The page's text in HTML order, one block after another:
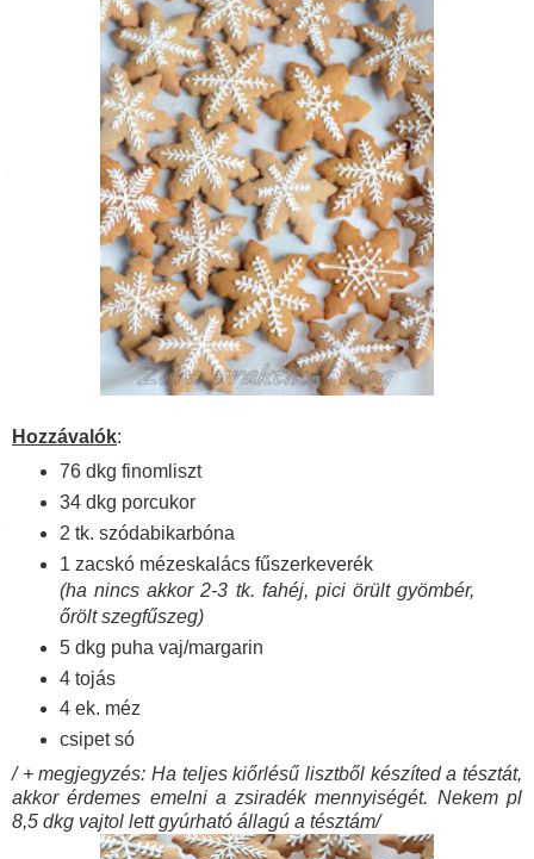
Hozzávalók:
76 dkg finomliszt
34 dkg porcukor
2 tk. szódabikarbóna
1 zacskó mézeskalács fűszerkeverék
(ha nincs akkor 2-3 tk. fahéj, pici örült gyömbér,
őrölt szegfűszeg)
5 dkg puha vaj/margarin
4 tojás
4 ek. méz
csipet só
/ + megjegyzés: Ha teljes kiőrlésű lisztből készíted a tésztát,
akkor érdemes emelni a zsiradék mennyiségét. Nekem pl
8,5 dkg vajtol lett gyúrható állagú a tésztám/